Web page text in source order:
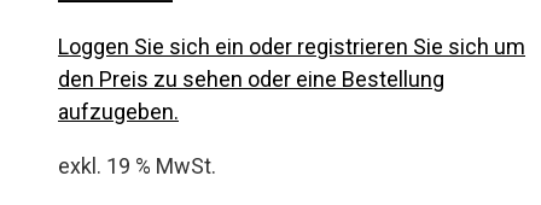
Loggen Sie sich ein oder registrieren Sie sich um
den Preis zu sehen oder eine Bestellung
aufzugeben.
exkl. 19 % MwSt.